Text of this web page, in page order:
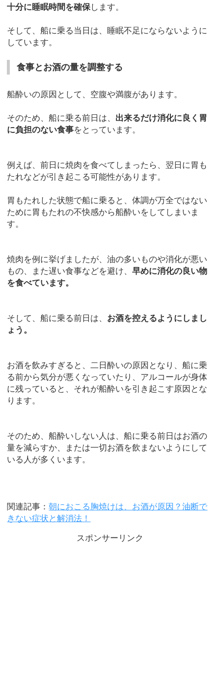
十分に睡眠時間を確保します。
そして、船に乗る当日は、睡眠不足にならないように
しています。
食事とお酒の量を調整する
船酔いの原因として、空腹や満腹があります。
そのため、船に乗る前日は、 出来るだけ消化に良く胃
に負担のない食事をとっています。
例えば、前日に焼肉を食べてしまったら、翌日に胃も
たれなどが引き起こる可能性があります。
胃もたれした状態で船に乗ると、体調が万全ではない
ために胃もたれの不快感から船酔いをしてしまいま
す。
焼肉を例に挙げましたが、油の多いものや消化が悪い
もの、また遅い食事などを避け、早めに消化の良い物
を食べています。
そして、船に乗る前日は、 お酒を控えるようにしまし
ょう。
お酒を飲みすぎると、二日酔いの原因となり、船に乗
る前から気分が悪くなっていたり、アルコールが身体
に残っていると、それが船酔いを引き起こす原因とな
ります。
そのため、船酔いしない人は、船に乗る前日はお酒の
量を減らすか、または一切お酒を飲まないようにして
いる人が多くいます。
関連記事：朝におこる胸焼けは、お酒が原因？油断で
きない症状と解消法！
スポンサーリンク